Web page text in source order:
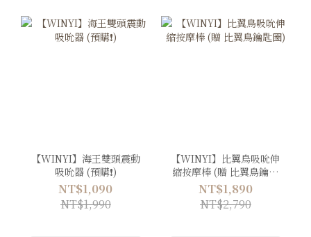
【WINYI】海王雙頭震動
吸吮器 (預購❗️)
NT$1,090
NT$1,990
【WINYI】比翼鳥吸吮伸
縮按摩棒 (贈 比翼鳥鑰匙
圈)
NT$1,890
NT$2,790